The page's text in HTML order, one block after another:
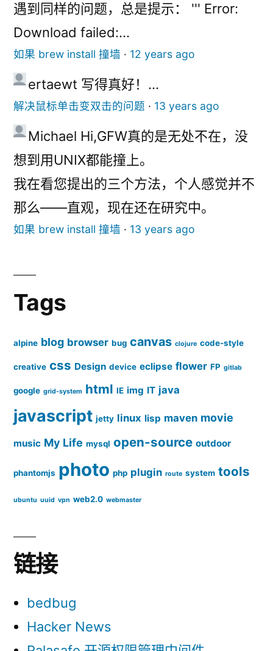
遇到同样的问题，总是提示： ''' Error:
Download failed:...
如果 brew install 撞墙 · 12 years ago
ertaewt 写得真好！...
解决鼠标单击变双击的问题 · 13 years ago
Michael Hi,GFW真的是无处不在，没
想到用UNIX都能撞上。
我在看您提出的三个方法，个人感觉并不
那么——直观，现在还在研究中。
如果 brew install 撞墙 · 13 years ago
Tags
alpine blog browser bug canvas clojure code-style
creative css Design device eclipse flower FP gitlab
google grid-system html IE img IT java
javascript jetty linux lisp maven movie
music My Life mysql open-source outdoor
phantomjs photo php plugin route system tools
ubuntu uuid vpn web2.0 webmaster
链接
bedbug
Hacker News